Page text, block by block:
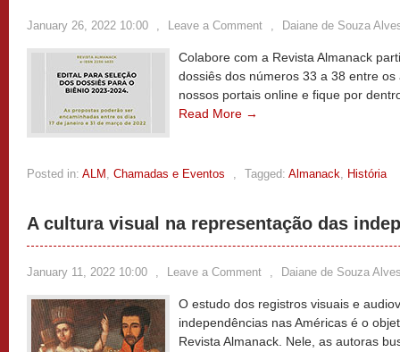
January 26, 2022 10:00 , Leave a Comment , Daiane de Souza
Colabore com a Revista Almanack
dossiês dos números 33 a 38 entre
nossos portais online e fique por
Read More →
Posted in: ALM , Chamadas e Eventos , Tagged: Almanack, História
A cultura visual na representação das
January 11, 2022 10:00 , Leave a Comment , Daiane de Souza
O estudo dos registros visuais e
independências nas Américas é o
Revista Almanack. Nele, as autoras